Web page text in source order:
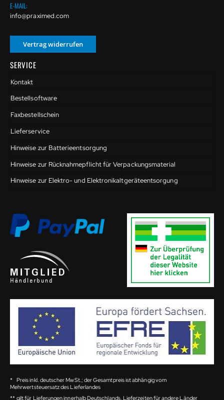
E-MAIL:
info@praximed.com
Vertrag widerrufen
SERVICE
Kontakt
Bestellsoftware
Faxbestellschein
Lieferservice
Hinweise zur Batterieentsorgung
Hinweise zur Rücknahmepflicht für Verpackungsmaterial
Hinweise zur Elektro- und Elektronikaltgeräteentsorgung
* Preis inkl. deutscher MwSt.; der Gesamtpreis ist abhängig vom
Mehrwertsteuersatz des Lieferlandes
** gilt für Lieferungen innerhalb Deutschlands, Lieferzeiten für andere Länder